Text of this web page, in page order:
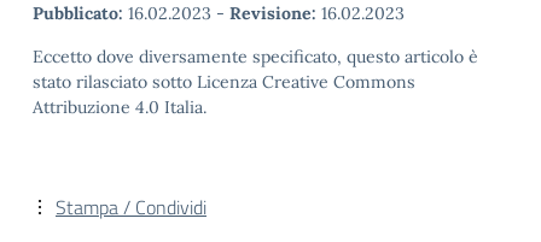
Pubblicato: 16.02.2023 - Revisione: 16.02.2023
Eccetto dove diversamente specificato, questo articolo è
stato rilasciato sotto Licenza Creative Commons
Attribuzione 4.0 Italia.
Stampa / Condividi